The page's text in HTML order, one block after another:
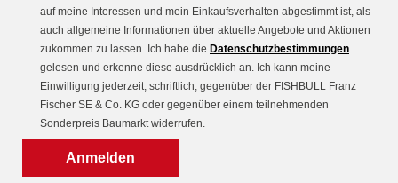
auf meine Interessen und mein Einkaufsverhalten abgestimmt ist, als
auch allgemeine Informationen über aktuelle Angebote und Aktionen
zukommen zu lassen. Ich habe die Datenschutzbestimmungen
gelesen und erkenne diese ausdrücklich an. Ich kann meine
Einwilligung jederzeit, schriftlich, gegenüber der FISHBULL Franz
Fischer SE & Co. KG oder gegenüber einem teilnehmenden
Sonderpreis Baumarkt widerrufen.